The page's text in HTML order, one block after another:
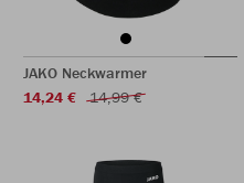
JAKO Neckwarmer
14,24 €
14,99 €